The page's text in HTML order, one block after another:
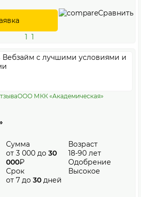
Сравнить
1 1
ООО МКК «Академическая»
Сумма
от 3 000 до 30
000₽
Срок
от 7 до 30 дней
Возраст
18-90 лет
Одобрение
Высокое